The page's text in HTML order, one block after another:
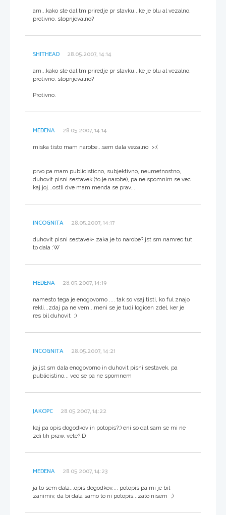
am...kako ste dal tm priredje pr stavku...ke je blu al vezalno,
protivno, stopnjevalno?
SHITHEAD 28.05.2007, 14:14
am...kako ste dal tm priredje pr stavku...ke je blu al vezalno,
protivno, stopnjevalno?
Protivno.
MEDENA 28.05.2007, 14:14
miska tisto mam narobe...sem dala vezalno >:(
prvo pa mam publicisticno, subjektivno, neumetnostno,
duhovit pisni sestavek (to je narobe), pa ne spomnim se vec
kaj joj...ostli dve mam menda se prav...
INCOGNITA 28.05.2007, 14:17
duhovit pisni sestavek- zaka je to narobe? jst sm namrec tut
to dala :W
MEDENA 28.05.2007, 14:19
namesto tega je enogovorno .... tak so vsaj tisti, ko ful znajo
rekli...zdaj pa ne vem...meni se je tudi logicen zdel, ker je
res bil duhovit :)
INCOGNITA 28.05.2007, 14:21
ja jst sm dala enogovorno in duhovit pisni sestavek, pa
publicistino... vec se pa ne spomnem
JAKOPC 28.05.2007, 14:22
kaj pa opis dogodkov in potopis?:) eni so dal sam se mi ne
zdi lih praw. vete?:D
MEDENA 28.05.2007, 14:23
ja to sem dala...opis dogodkov.... potopis pa mi je bil
zanimiv, da bi dala samo to ni potopis...zato nisem ;)